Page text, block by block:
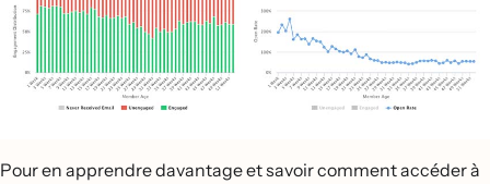
Pour en apprendre davantage et savoir comment accéder à